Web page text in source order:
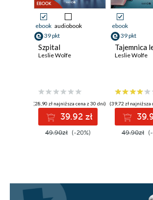
ebook audiobook
39 pkt
Szpital
Leslie Wolfe
(28,90 zł najniższa cena z 30 dni)
39.92 zł
49.90zł (-20%)
ebook
39 pkt
Tajemnica
Leslie Wolfe
(39,72 zł najniższa
49.90zł